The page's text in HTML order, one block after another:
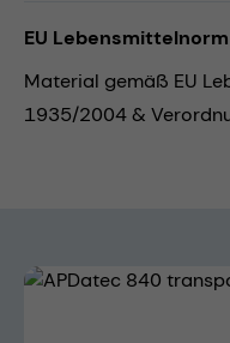
EU
Material gemäß EU
1935/2004 &
Bildergalerie